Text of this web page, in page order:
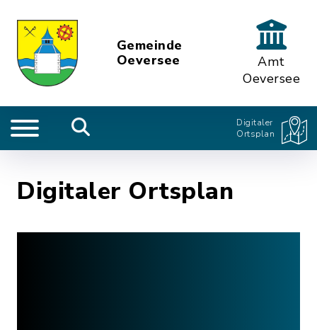
Gemeinde
Oeversee
Amt
Oeversee
Digitaler
Ortsplan
Digitaler Ortsplan